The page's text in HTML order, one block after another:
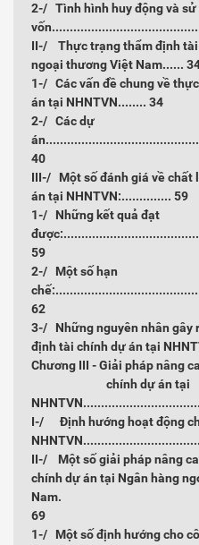
2-/ Tình hình huy động và sử
II-/ Thực trạng thẩm định tài
ngoại thương Việt Nam......
1-/ Các vấn đề chung về
án tại NHNTVN........ 34
2-/ Các dự
40
III-/ Một số đánh giá về chất
án tại NHNTVN:.............. 59
1-/ Những kết quả đạt
59
2-/ Một số hạn
62
3-/ Những nguyên nhân gây
định tài chính dự án tại
Chương III - Giải pháp nâng
chính dự án tại
I-/ Định hướng hoạt động
II-/ Một số giải pháp nâng
chính dự án tại Ngân hàng
69
1-/ Một số định hướng cho